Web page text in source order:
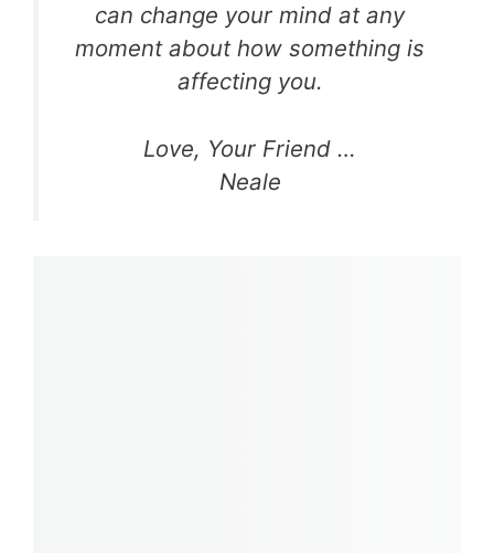
can change your mind at any
moment about how something is
affecting you.
Love, Your Friend …
Neale